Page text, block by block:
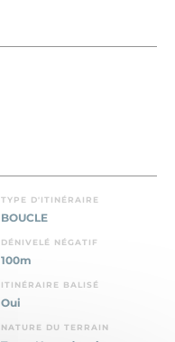
TYPE D'ITINÉRAIRE
BOUCLE
DÉNIVELÉ NÉGATIF
100m
ITINÉRAIRE BALISÉ
Oui
NATURE DU TERRAIN